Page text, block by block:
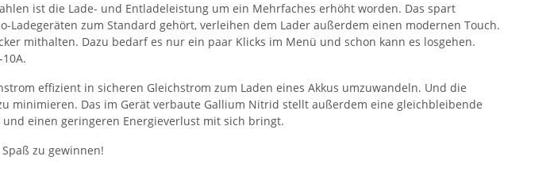
ist die Lade- und Entladeleistung um ein Mehrfaches erhöht worden. Das spart
zum Standard gehört, verleihen dem Lader außerdem einen modernen Touch.
mithalten. Dazu bedarf es nur ein paar Klicks im Menü und schon kann es losgehen.
effizient in sicheren Gleichstrom zum Laden eines Akkus umzuwandeln. Und die
minimieren. Das im Gerät verbaute Gallium Nitrid stellt außerdem eine gleichbleibende
einen geringeren Energieverlust mit sich bringt.
zu gewinnen!